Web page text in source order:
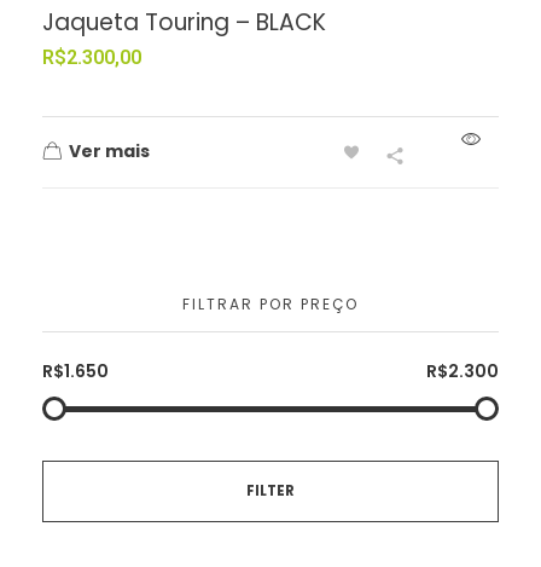
Jaqueta Touring – BLACK
R$2.300,00
Ver mais
FILTRAR POR PREÇO
R$1.650 R$2.300
FILTER